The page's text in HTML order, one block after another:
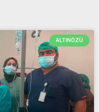
ALTINÖZÜ